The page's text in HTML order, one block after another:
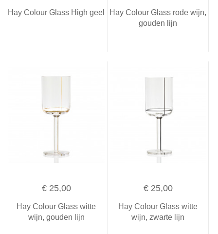
Hay Colour Glass High geel
Hay Colour Glass rode wijn,
gouden lijn
€ 25,00
Hay Colour Glass witte
wijn, gouden lijn
€ 25,00
Hay Colour Glass witte
wijn, zwarte lijn